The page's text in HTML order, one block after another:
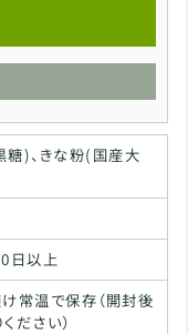
)、きな粉(国産大
日以上
常温で保存（開封後
ださい）